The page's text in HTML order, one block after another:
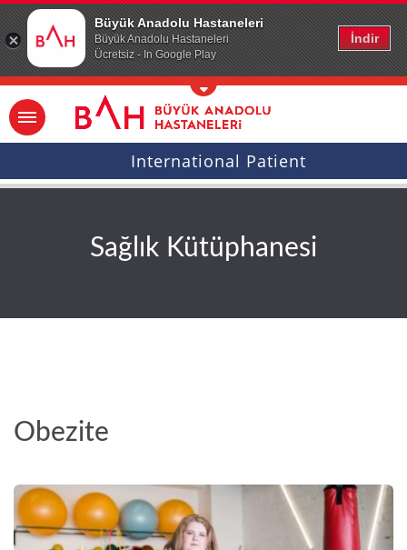
Büyük Anadolu Hastaneleri
Büyük Anadolu Hastaneleri
Ücretsiz - In Google Play
İndir
Ana icerige atla
International Patient
Sağlık Kütüphanesi
Obezite